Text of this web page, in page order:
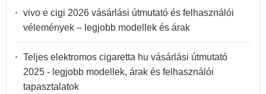
vivo e cigi 2026 vásárlási útmutató és felhasználói
vélemények – legjobb modellek és árak
Teljes elektromos cigaretta hu vásárlási útmutató
2025 - legjobb modellek, árak és felhasználói
tapasztalatok